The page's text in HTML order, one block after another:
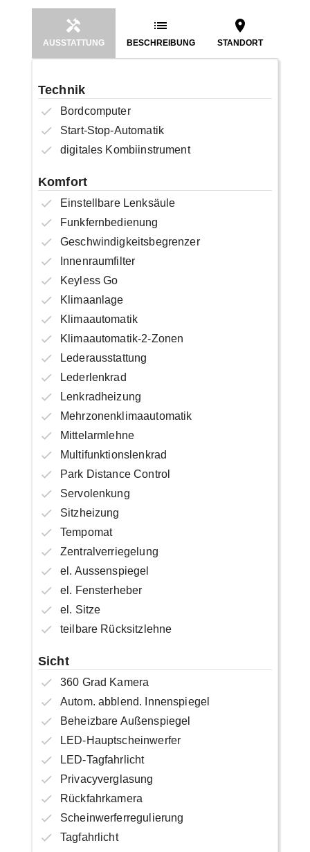
AUSSTATTUNG BESCHREIBUNG STANDORT
Technik
Bordcomputer
Start-Stop-Automatik
digitales Kombiinstrument
Komfort
Einstellbare Lenksäule
Funkfernbedienung
Geschwindigkeitsbegrenzer
Innenraumfilter
Keyless Go
Klimaanlage
Klimaautomatik
Klimaautomatik-2-Zonen
Lederausstattung
Lederlenkrad
Lenkradheizung
Mehrzonenklimaautomatik
Mittelarmlehne
Multifunktionslenkrad
Park Distance Control
Servolenkung
Sitzheizung
Tempomat
Zentralverriegelung
el. Aussenspiegel
el. Fensterheber
el. Sitze
teilbare Rücksitzlehne
Sicht
360 Grad Kamera
Autom. abblend. Innenspiegel
Beheizbare Außenspiegel
LED-Hauptscheinwerfer
LED-Tagfahrlicht
Privacyverglasung
Rückfahrkamera
Scheinwerferregulierung
Tagfahrlicht